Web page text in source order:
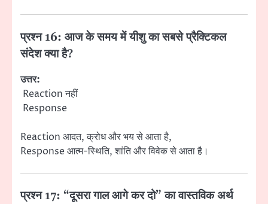
प्रश्न 16: आज के समय में यीशु का सबसे प्रैक्टिकल
संदेश क्या है?
उत्तर:
Reaction नहीं
Response
Reaction आदत, क्रोध और भय से आता है,
Response आत्म-स्थिति, शांति और विवेक से आता है।
प्रश्न 17: “दूसरा गाल आगे कर दो” का वास्तविक अर्थ